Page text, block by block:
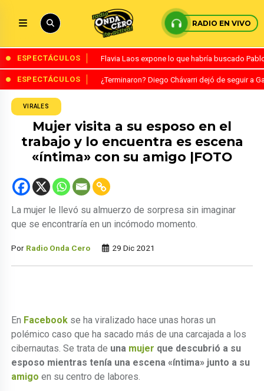
RADIO EN VIVO
ESPECTÁCULOS Flavia Laos expone lo que habría buscado
ESPECTÁCULOS ¿Terminaron? Diego Chávarri dejó de seguir a
VIRALES
Mujer visita a su esposo en el
trabajo y lo encuentra es escena
«íntima» con su amigo |FOTO
La mujer le llevó su almuerzo de sorpresa sin imaginar
que se encontraría en un incómodo momento.
Por Radio Onda Cero 29 Dic 2021
En Facebook se ha viralizado hace unas horas un
polémico caso que ha sacado más de una carcajada a los
cibernautas. Se trata de una mujer que descubrió a su
esposo mientras tenía una escena «íntima» junto a su
amigo en su centro de labores.